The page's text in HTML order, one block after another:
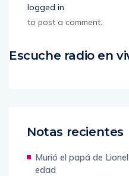
logged in
to post a comment.
Escuche radio en
Notas recientes
Murió el papá de
edad